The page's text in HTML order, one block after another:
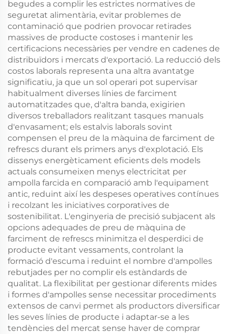
begudes a complir les estrictes normatives de
seguretat alimentària, evitar problemes de
contaminació que podrien provocar retirades
massives de producte costoses i mantenir les
certificacions necessàries per vendre en cadenes de
distribuïdors i mercats d'exportació. La reducció dels
costos laborals representa una altra avantatge
significatiu, ja que un sol operari pot supervisar
habitualment diverses línies de farciment
automatitzades que, d'altra banda, exigirien
diversos treballadors realitzant tasques manuals
d'envasament; els estalvis laborals sovint
compensen el preu de la màquina de farciment de
refrescs durant els primers anys d'explotació. Els
dissenys energèticament eficients dels models
actuals consumeixen menys electricitat per
ampolla farcida en comparació amb l'equipament
antic, reduint així les despeses operatives contínues
i recolzant les iniciatives corporatives de
sostenibilitat. L'enginyeria de precisió subjacent als
opcions adequades de preu de màquina de
farciment de refrescs minimitza el desperdici de
producte evitant vessaments, controlant la
formació d'escuma i reduint el nombre d'ampolles
rebutjades per no complir els estàndards de
qualitat. La flexibilitat per gestionar diferents mides
i formes d'ampolles sense necessitar procediments
extensos de canvi permet als productors diversificar
les seves línies de producte i adaptar-se a les
tendències del mercat sense haver de comprar